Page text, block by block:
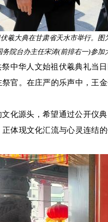
羲大典在甘肃省天水市举行。
务院台办主任宋涛(前排右一)参加
中华人文始祖伏羲典礼当
官。在庄严的乐声中，王
化源头，希望通过公开仪
体现文化汇流与心灵连结